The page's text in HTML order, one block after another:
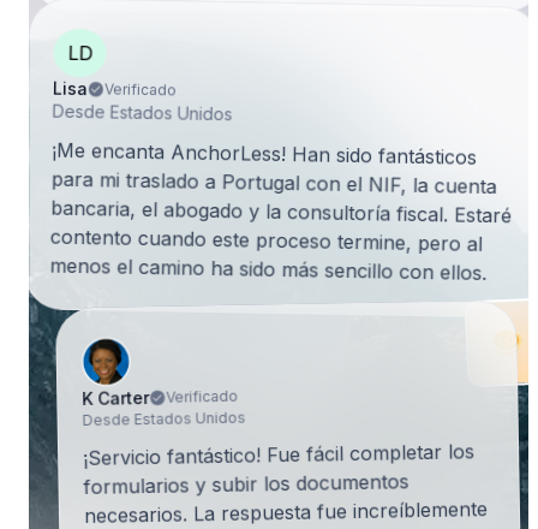
LD
Lisa Verificado
Desde Estados Unidos
¡Me encanta AnchorLess! Han sido fantásticos
para mi traslado a Portugal con el NIF, la cuenta
bancaria, el abogado y la consultoría fiscal. Estaré
contento cuando este proceso termine, pero al
menos el camino ha sido más sencillo con ellos.
K Carter Verificado
Desde Estados Unidos
¡Servicio fantástico! Fue fácil completar los
formularios y subir los documentos
necesarios. La respuesta fue increíblemente